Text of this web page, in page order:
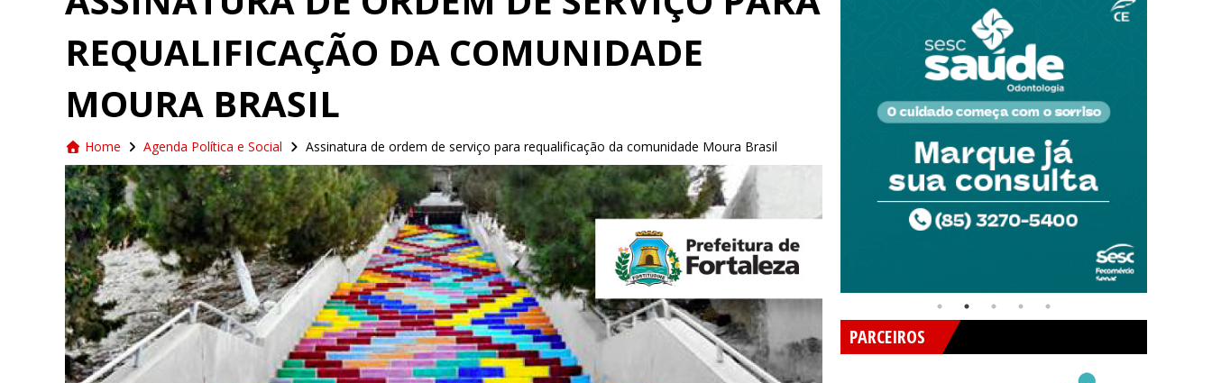
REQUALIFICAÇÃO DA COMUNIDADE
MOURA BRASIL
Home Agenda Política e Social Assinatura de ordem de serviço para requalificação da comunidade Moura Brasil
PARCEIROS